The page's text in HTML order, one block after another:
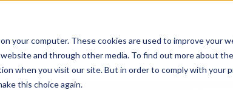
your computer. These cookies are used to improve your
and through other media. To find out more about
when you visit our site. But in order to comply with your
this choice again.